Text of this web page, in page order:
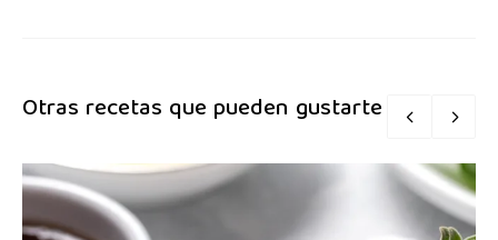
Otras recetas que pueden gustarte